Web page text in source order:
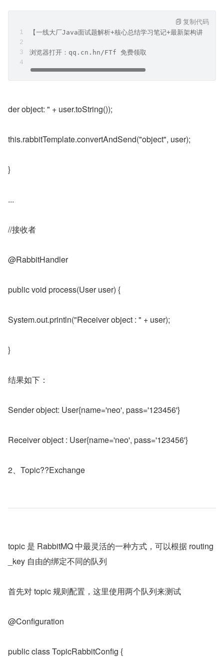
【一线大厂Java面试题解析+核心总结学习笔记+最新架构讲解视
浏览器打开：qq.cn.hn/FTf 免费领取
复制代码
der object: " + user.toString());
this.rabbitTemplate.convertAndSend("object", user);
}
...
//接收者
@RabbitHandler
public void process(User user) {
System.out.println("Receiver object : " + user);
}
结果如下：
Sender object: User{name='neo', pass='123456'}
Receiver object : User{name='neo', pass='123456'}
2、Topic??Exchange
topic 是 RabbitMQ 中最灵活的一种方式，可以根据 routing
_key 自由的绑定不同的队列
首先对 topic 规则配置，这里使用两个队列来测试
@Configuration
public class TopicRabbitConfig {